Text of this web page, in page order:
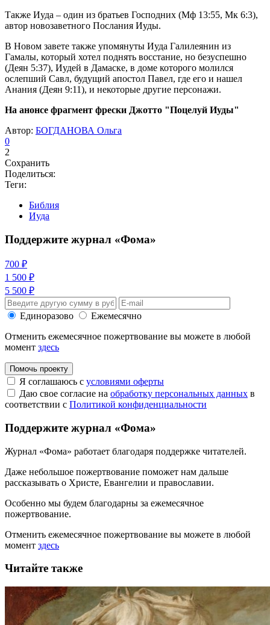
Также Иуда – один из братьев Господних (Мф 13:55, Мк 6:3),
автор новозаветного Послания Иуды.
В Новом завете также упомянуты Иуда Галилеянин из
Гамалы, который хотел поднять восстание, но безуспешно
(Деян 5:37), Иудей в Дамаске, в доме которого молился
ослепший Савл, будущий апостол Павел, где его и нашел
Анания (Деян 9:11), и некоторые другие персонажи.
На анонсе фрагмент фрески Джотто "Поцелуй Иуды"
Автор: БОГДАНОВА Ольга
0
2
Сохранить
Поделиться:
Теги:
Библия
Иуда
Поддержите журнал «Фома»
700 ₽
1 500 ₽
5 500 ₽
Единоразово
Ежемесячно
Отменить ежемесячное пожертвование вы можете в любой
момент здесь
Помочь проекту
Я соглашаюсь с условиями оферты
Даю свое согласие на обработку персональных данных в
соответствии с Политикой конфиденциальности
Поддержите журнал «Фома»
Журнал «Фома» работает благодаря поддержке читателей.
Даже небольшое пожертвование поможет нам дальше
рассказывать о Христе, Евангелии и православии.
Особенно мы будем благодарны за ежемесячное
пожертвование.
Отменить ежемесячное пожертвование вы можете в любой
момент здесь
Читайте также